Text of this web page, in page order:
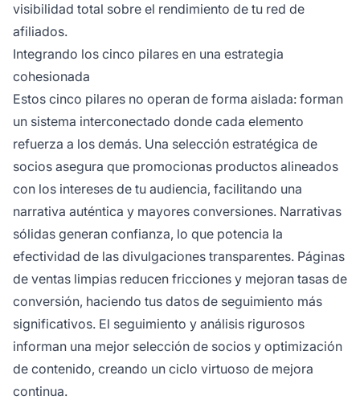
visibilidad total sobre el rendimiento de tu red de
afiliados.
Integrando los cinco pilares en una estrategia
cohesionada
Estos cinco pilares no operan de forma aislada: forman
un sistema interconectado donde cada elemento
refuerza a los demás. Una selección estratégica de
socios asegura que promocionas productos alineados
con los intereses de tu audiencia, facilitando una
narrativa auténtica y mayores conversiones. Narrativas
sólidas generan confianza, lo que potencia la
efectividad de las divulgaciones transparentes. Páginas
de ventas limpias reducen fricciones y mejoran tasas de
conversión, haciendo tus datos de seguimiento más
significativos. El seguimiento y análisis rigurosos
informan una mejor selección de socios y optimización
de contenido, creando un ciclo virtuoso de mejora
continua.